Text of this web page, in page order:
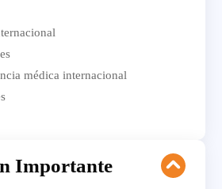
médica internacional
Importante